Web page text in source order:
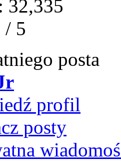
32,335
/ 5
posta
profil
posty